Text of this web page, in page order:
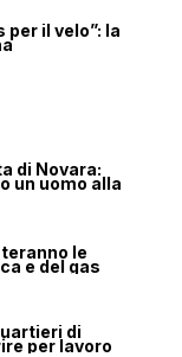
il velo”: la
di Novara:
un uomo alla
le
e del gas
di
per lavoro